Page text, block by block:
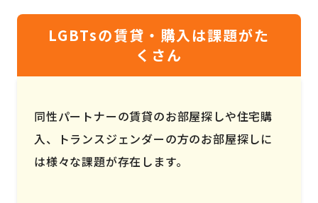
LGBTsの賃貸・購入は課題がた
くさん
同性パートナーの賃貸のお部屋探しや住宅購
入、トランスジェンダーの方のお部屋探しに
は様々な課題が存在します。